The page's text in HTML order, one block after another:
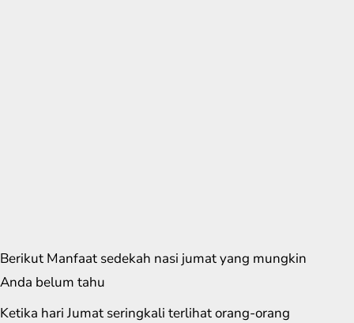
Berikut Manfaat sedekah nasi jumat yang mungkin
Anda belum tahu
Ketika hari Jumat seringkali terlihat orang-orang